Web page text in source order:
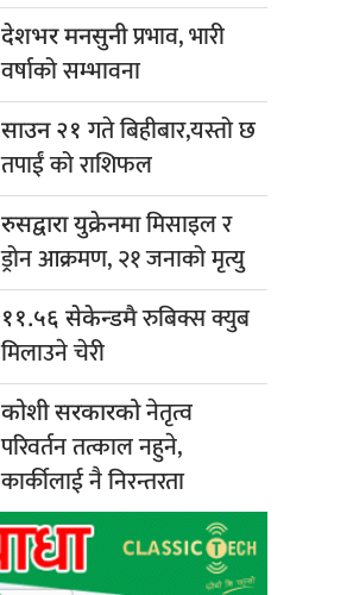
देशभर मनसुनीप्रभाव, भारी
वर्षाको सम्भावना
साउन २१गते बिहीबार,यस्तो छ
तपाईं को राशिफल
रुसद्वारा युक्रेनमामिसाइल र
ड्रोन आक्रमण, २१ जनाको मृत्यु
११.५६ सेकेन्डमैरुबिक्स क्युब
मिलाउने चेरी
कोशी सरकारकोनेतृत्व
परिवर्तन तत्काल नहुने,
कार्कीलाई नै निरन्तरता